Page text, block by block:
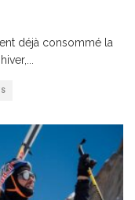
déjà consommé la